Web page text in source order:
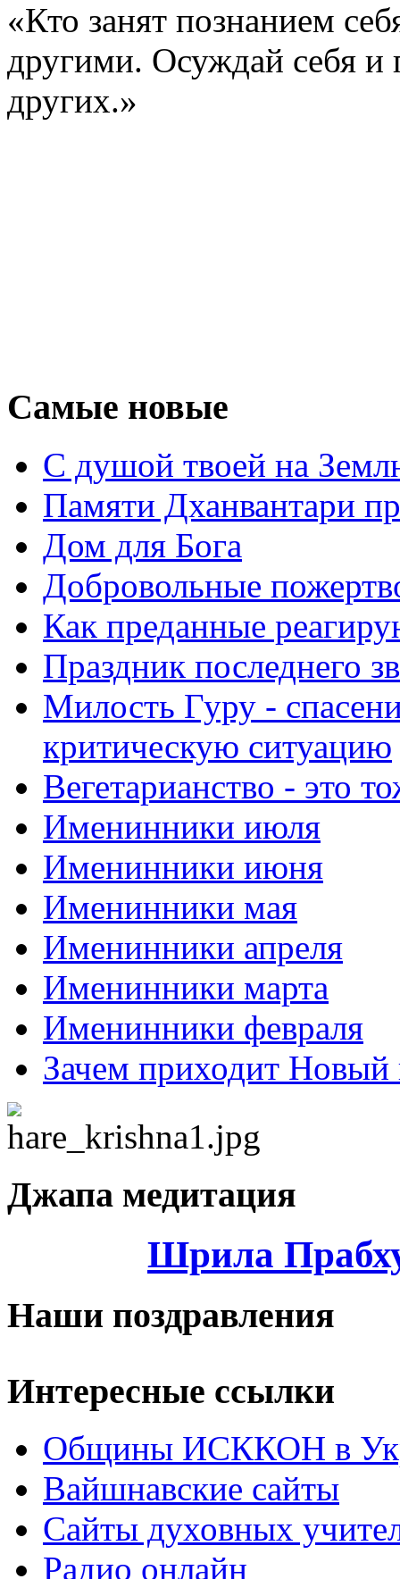
«Кто занят познанием
другими. Осуждай себя и
других.»
Самые новые
С душой твоей на
Памяти Дханвантари
Дом для Бога
Добровольные
Как преданные
Праздник последнего
Милость Гуру -
критическую ситуацию
Вегетарианство - это
Именинники июля
Именинники июня
Именинники мая
Именинники апреля
Именинники марта
Именинники февраля
Зачем приходит Новый
Джапа медитация
Шрила
Наши поздравления
Интересные ссылки
Общины ИСККОН в
Вайшнавские сайты
Сайты духовных
Радио онлайн